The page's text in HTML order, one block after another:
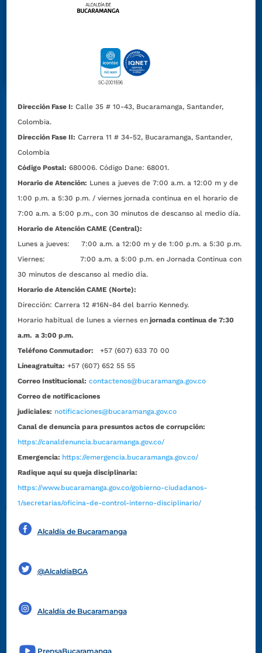
Dirección Fase I: Calle 35 # 10-43, Bucaramanga, Santander,
Colombia.
Dirección Fase II: Carrera 11 # 34-52, Bucaramanga, Santander,
Colombia
Código Postal: 680006. Código Dane: 68001.
Horario de Atención: Lunes a jueves de 7:00 a.m. a 12:00 m y de
1:00 p.m. a 5:30 p.m. / viernes jornada continua en el horario de
7:00 a.m. a 5:00 p.m., con 30 minutos de descanso al medio día.
Horario de Atención CAME (Central):
Lunes a jueves: 7:00 a.m. a 12:00 m y de 1:00 p.m. a 5:30 p.m.
Viernes: 7:00 a.m. a 5:00 p.m. en Jornada Continua con
30 minutos de descanso al medio día.
Horario de Atención CAME (Norte):
Dirección:Carrera 12 #16N-84 del barrio Kennedy.
Horario habitual de lunes a viernes en jornada continua de 7:30
a.m. a 3:00 p.m.
Teléfono Conmutador:
+57 (607) 633 70 00
Líneagratuita: +57 (607) 652 55 55
Correo Institucional: contactenos@bucaramanga.gov.co
Correo de notificaciones
judiciales: notificaciones@bucaramanga.gov.co
Canal de denuncia para presuntos actos de corrupción:
https://canaldenuncia.bucaramanga.gov.co/
Emergencia: https://emergencia.bucaramanga.gov.co/
Radique aquí su queja disciplinaria:
https://www.bucaramanga.gov.co/gobierno-ciudadanos-
1/secretarias/oficina-de-control-interno-disciplinario/
Alcaldía de Bucaramanga
@AlcaldíaBGA
Alcaldía de Bucaramanga
PrensaBucaramanga